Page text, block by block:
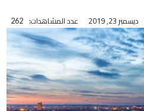
ديسمبر 23, 2019 عدد المشاهدات: 262